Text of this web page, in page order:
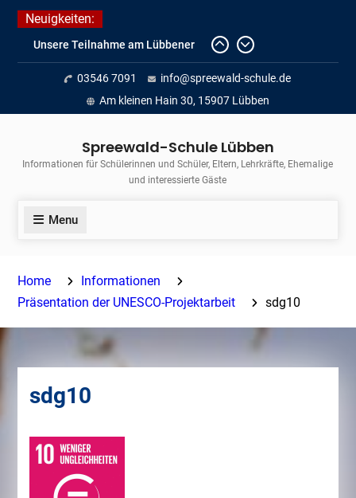
Skip
content
Neuigkeiten:
Unsere Teilnahme am Lübbener
Fortführung des verkürzten
Unterrichts aufgrund der hohen
Temperaturen (22.06. bis
Journalismus hautnah
03546 7091
info@spreewald-schule.de
Am kleinen Hain 30, 15907 Lübben
Spreewald-Schule Lübben
Informationen für Schülerinnen und Schüler, Eltern, Lehrkräfte, Ehemalige
und interessierte Gäste
Menu
Home
Informationen
Präsentation der UNESCO-Projektarbeit
sdg10
sdg10